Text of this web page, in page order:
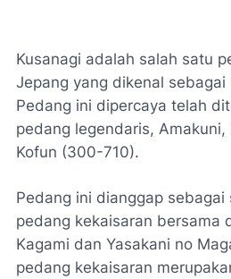
Kusanagi adalah salah satu
Jepang yang dikenal
Pedang ini dipercaya telah
pedang legendaris, Amakuni,
Kofun (300-710).
Pedang ini dianggap
pedang kekaisaran bersama
Kagami dan Yasakani no
pedang kekaisaran